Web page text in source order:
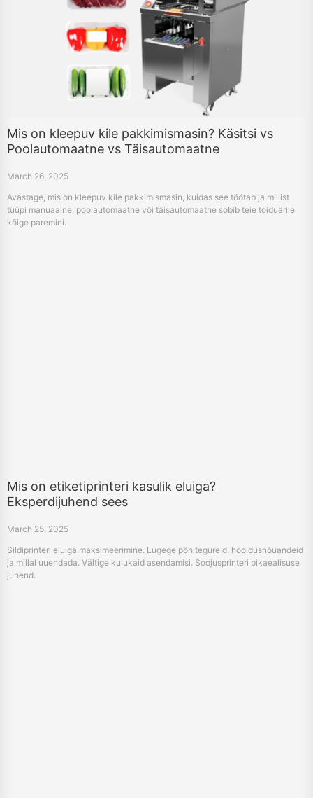
Mis on kleepuv kile pakkimismasin? Käsitsi vs
Poolautomaatne vs Täisautomaatne
March 26, 2025
Avastage, mis on kleepuv kile pakkimismasin, kuidas see töötab ja millist
tüüpi manuaalne, poolautomaatne või täisautomaatne sobib teie toiduärile
kõige paremini.
Mis on etiketiprinteri kasulik eluiga?
Eksperdijuhend sees
March 25, 2025
Sildiprinteri eluiga maksimeerimine. Lugege põhitegureid, hooldusnõuandeid
ja millal uuendada. Vältige kulukaid asendamisi. Soojusprinteri pikaealisuse
juhend.